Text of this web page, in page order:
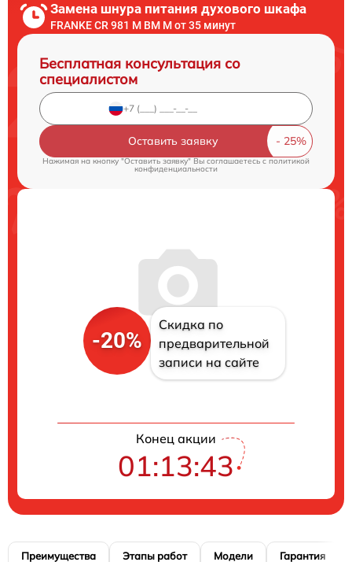
Замена шнура питания духового шкафа
FRANKE CR 981 M BM M от 35 минут
Бесплатная консультация со
специалистом
Оставить заявку
Нажимая на кнопку "Оставить заявку" Вы соглашаетесь cполитикой
конфиденциальности
-20%
Скидка по
предварительной
записи на сайте
Конец акции
01:13:42
Преимущества Этапы работ Модели Гарантия